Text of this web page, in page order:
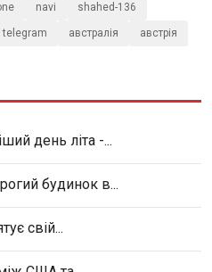
navi shahed-136
telegram австралія австрія
день літа -...
будинок в...
свій...